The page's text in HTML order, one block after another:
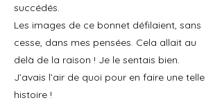
succédés.
Les images de ce bonnet défilaient, sans
cesse, dans mes pensées. Cela allait au
delà de la raison ! Je le sentais bien.
J’avais l’air de quoi pour en faire une telle
histoire !